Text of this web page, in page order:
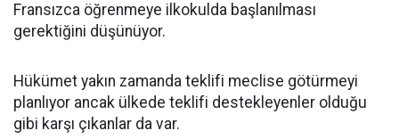
Fransızca öğrenmeye ilkokulda başlanılması
gerektiğini düşünüyor.
Hükümet yakın zamanda teklifi meclise götürmeyi
planlıyor ancak ülkede teklifi destekleyenler olduğu
gibi karşı çıkanlar da var.